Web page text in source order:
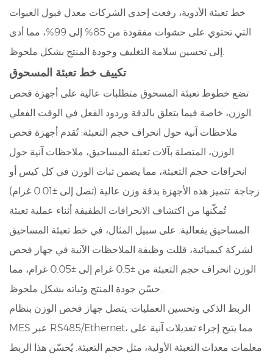
خط تعبئة الأدوية، رفعت إحدى الشركات معدل قبول العبوات
التي تحتوي على حشوات مفقودة من 85% إلى 99%، مما أدى
إلى تحسين سلامة التغليف وجودة المنتج بشكل ملحوظ.
تكييف خط تعبئة المسحوق
تضع خطوط تعبئة المسحوق متطلبات عالية على أجهزة فحص
الوزن، خاصة فيما يتعلق بالدقة وردود الفعل في الوقت الفعلي.
ملاحظات آنية حول انحراف حجم التعبئة: تُقدم أجهزة فحص
الوزن، المتصلة بآلات تعبئة المساحيق، ملاحظات آنية حول
انحرافات حجم التعبئة، مما يضمن ثبات الوزن في كل كيس أو
زجاجة. تتميز هذه الأجهزة بدقة وزن عالية (تصل إلى ±0.01 غرام)
تُمكّنها من اكتشاف الانحرافات الطفيفة أثناء عملية تعبئة
المساحيق بفعالية. على سبيل المثال، في خط تعبئة المساحيق
لشركة كيميائية، قللت وظيفة الملاحظات الآنية في جهاز فحص
الوزن انحراف حجم التعبئة من ±0.5 غرام إلى ±0.05 غرام، مما
حسّن جودة المنتج وثباته بشكل ملحوظ.
الربط الذكي وتحسين العمليات: يتصل جهاز فحص الوزن بنظام
MES عبر RS485/Ethernet، مما يتيح إجراء تعديلات آنية على
معلمات معدات التعبئة الأولية، مثل حجم التعبئة. يُحسّن هذا الربط